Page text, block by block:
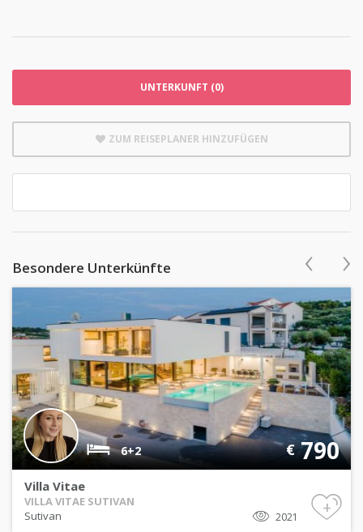
UNTERKUNFT (0)
ZUM REISEPLANER HINZUFÜGEN
Besondere Unterkünfte
6+2 €790
Villa Vitae
VILLA VITAE SUTIVAN
2021
Sutivan +
‹ ›